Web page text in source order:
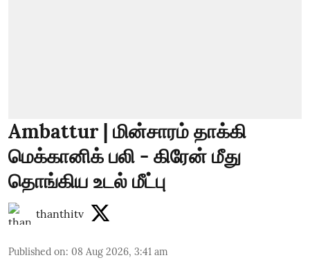
Ambattur | மின்சாரம் தாக்கி
மெக்கானிக் பலி - கிரேன் மீது
தொங்கிய உடல் மீட்பு
thanthitv
Published on: 08 Aug 2026, 3:41 am